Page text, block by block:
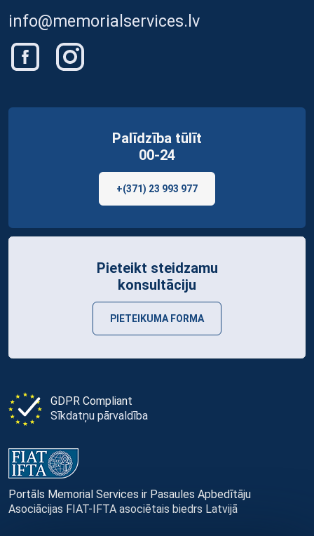
info@memorialservices.lv
GDPR Compliant
Sīkdatņu pārvaldība
Portāls Memorial Services ir Pasaules Apbedītāju
Asociācijas FIAT-IFTA asociētais biedrs Latvijā
Palīdzība tūlīt
00-24
+(371) 23 993 977
Pieteikt steidzamu
konsultāciju
PIETEIKUMA FORMA